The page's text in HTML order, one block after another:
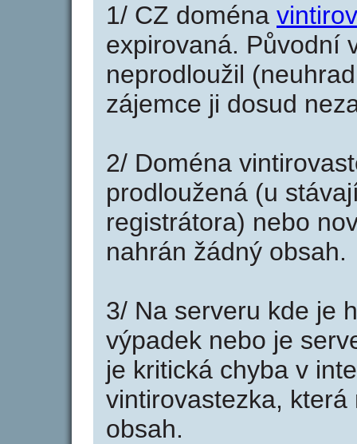
1/ CZ doména
expirovaná. Původní
neprodloužil
zájemce ji dosud
2/ Doména
prodloužená (u
registrátora) nebo
nahrán žádný obsah.
3/ Na serveru kde je
výpadek nebo je
je kritická chyba v
vintirovastezka,
obsah.